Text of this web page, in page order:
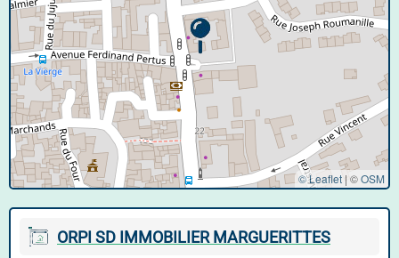
© Leaflet | ©OSM
ORPI SD IMMOBILIER MARGUERITTES